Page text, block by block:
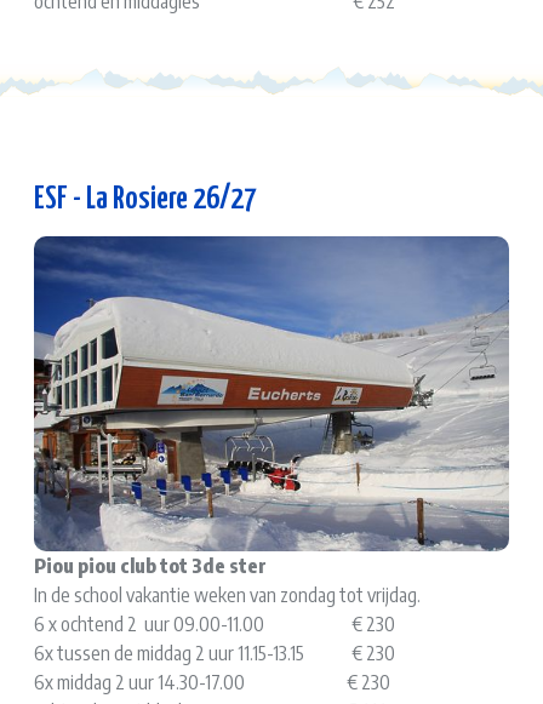
ESF - La Rosiere 26/27
Piou piou club tot 3de ster
In de school vakantie weken van zondag tot vrijdag.
6 x ochtend 2 uur 09.00-11.00 € 230
6x tussen de middag 2 uur 11.15-13.15 € 230
6x middag 2 uur 14.30-17.00 € 230